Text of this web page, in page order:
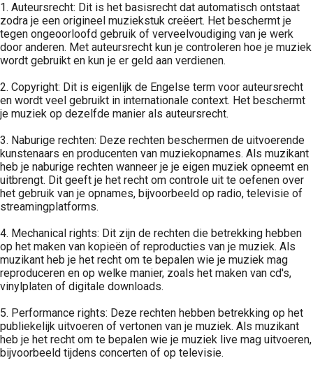
1. Auteursrecht: Dit is het basisrecht dat automatisch ontstaat
zodra je een origineel muziekstuk creëert. Het beschermt je
tegen ongeoorloofd gebruik of verveelvoudiging van je werk
door anderen. Met auteursrecht kun je controleren hoe je muziek
wordt gebruikt en kun je er geld aan verdienen.
2. Copyright: Dit is eigenlijk de Engelse term voor auteursrecht
en wordt veel gebruikt in internationale context. Het beschermt
je muziek op dezelfde manier als auteursrecht.
3. Naburige rechten: Deze rechten beschermen de uitvoerende
kunstenaars en producenten van muziekopnames. Als muzikant
heb je naburige rechten wanneer je je eigen muziek opneemt en
uitbrengt. Dit geeft je het recht om controle uit te oefenen over
het gebruik van je opnames, bijvoorbeeld op radio, televisie of
streamingplatforms.
4. Mechanical rights: Dit zijn de rechten die betrekking hebben
op het maken van kopieën of reproducties van je muziek. Als
muzikant heb je het recht om te bepalen wie je muziek mag
reproduceren en op welke manier, zoals het maken van cd's,
vinylplaten of digitale downloads.
5. Performance rights: Deze rechten hebben betrekking op het
publiekelijk uitvoeren of vertonen van je muziek. Als muzikant
heb je het recht om te bepalen wie je muziek live mag uitvoeren,
bijvoorbeeld tijdens concerten of op televisie.